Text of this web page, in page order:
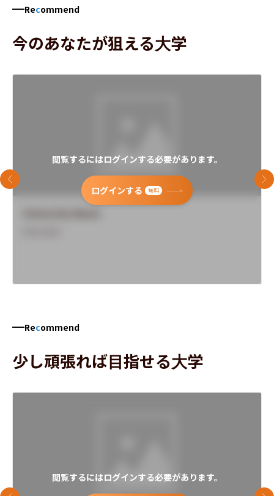
Recommend
今のあなたが狙える大学
閲覧するにはログインする必要があります。
ログインする 無料
前のスライド 次
Recommend
少し頑張れば目指せる大学
閲覧するにはログインする必要があります。